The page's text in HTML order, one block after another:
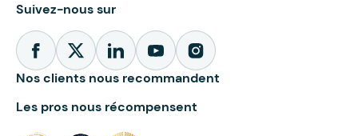
Suivez-nous sur
Nos clients nous recommandent
Les pros nous récompensent